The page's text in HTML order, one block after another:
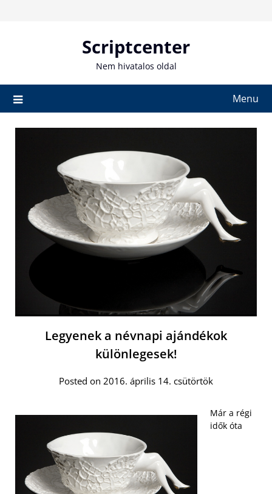
Scriptcenter
Nem hivatalos oldal
Menu
Legyenek a névnapi ajándékok
különlegesek!
Posted on 2016. április 14. csütörtök
Már a régi
idők óta